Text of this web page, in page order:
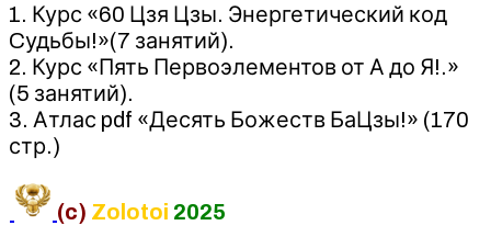
1. Курс «60 Цзя Цзы. Энергетический код
Cудьбы!»(7 занятий).
2. Курс «Пять Первоэлементов от А до Я!.»
(5 занятий).
3. Атлас pdf «Десять Божеств БаЦзы!» (170
стр.)
(c) Zolotoi 2025